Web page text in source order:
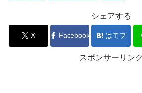
シェアする
X Facebook はてブ
スポンサーリンク